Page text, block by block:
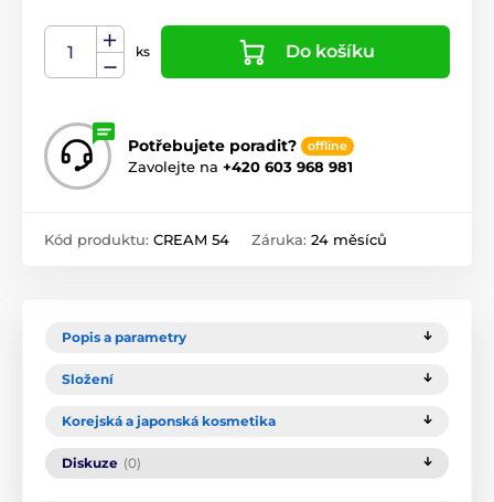
ks Do košíku
Potřebujete poradit? offline
Zavolejte na +420 603 968 981
Kód produktu: CREAM 54 Záruka: 24 měsíců
Popis a parametry
Složení
Korejská a japonská kosmetika
Diskuze (0)